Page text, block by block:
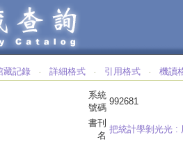
藏記錄 ‧ 詳細格式 ‧ 引用格式 ‧ 機讀
系統
號碼
992681
書刊
名
把統計學剝光光 :